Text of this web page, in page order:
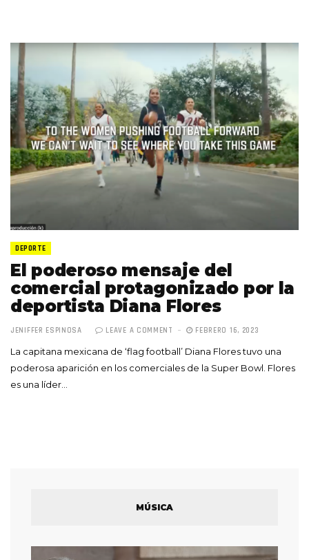
DEPORTE
El poderoso mensaje del
comercial protagonizado por la
deportista Diana Flores
JENIFFER ESPINOSA LEAVE A COMMENT FEBRERO 16, 2023
La capitana mexicana de ‘flag football’ Diana Flores tuvo una
poderosa aparición en los comerciales de la Super Bowl. Flores
es una líder…
MÚSICA